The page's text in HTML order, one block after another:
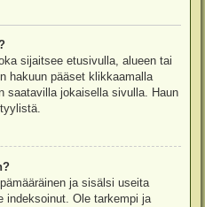
sijaitsee etusivulla, alueen tai
hakuun pääset klikkaamalla
saatavilla jokaisella sivulla. Haun
ja sisälsi useita
indeksoinut. Ole tarkempi ja